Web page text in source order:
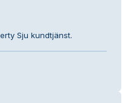
Sju kundtjänst.